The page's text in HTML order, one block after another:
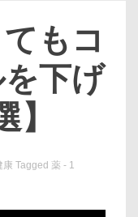
もコ
下げ
康 Tagged 薬 - 1